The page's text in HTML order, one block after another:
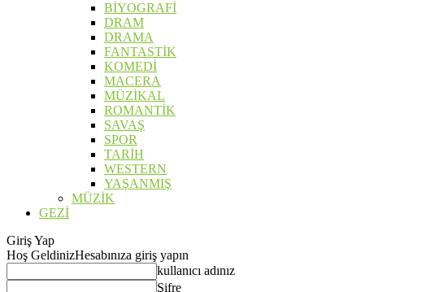
BİYOGRAFİ
DRAM
DRAMA
FANTASTİK
KOMEDİ
MACERA
MÜZİKAL
ROMANTİK
SAVAŞ
SPOR
TARİH
WESTERN
YAŞANMIŞ
MÜZİK
GEZİ
Giriş Yap
Hoş GeldinizHesabınıza giriş yapın
kullanıcı adınız
Şifre